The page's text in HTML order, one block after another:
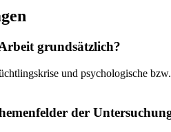
grundsätzlich?
und psychologische
der